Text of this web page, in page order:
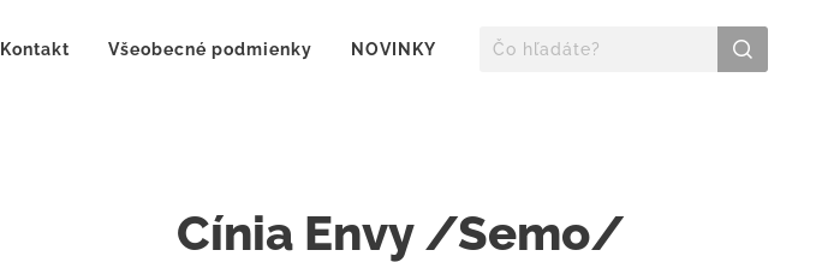
Kontakt Všeobecné podmienky NOVINKY
Cínia Envy /Semo/